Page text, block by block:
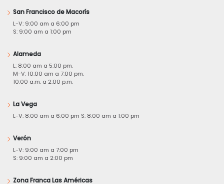
San Francisco de Macorís
L-V: 9:00 am a 6:00 pm
S: 9:00 am a 1:00 pm
Alameda
L: 8:00 am a 5:00 pm.
M-V: 10:00 am a 7:00 pm.
10:00 a.m. a 2:00 p.m.
La Vega
L-V: 8:00 am a 6:00 pm S: 8:00 am a 1:00 pm
Verón
L-V: 9:00 am a 7:00 pm
S: 9:00 am a 2:00 pm
Zona Franca Las Américas